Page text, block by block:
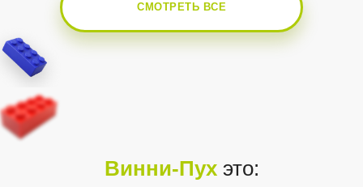
СМОТРЕТЬ ВСЕ
Винни-Пухэто: